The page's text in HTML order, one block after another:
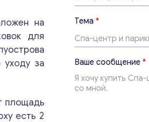
на
для
за
площадь
есть 2
Тема *
E
m
a
i
Ваше сообщение *